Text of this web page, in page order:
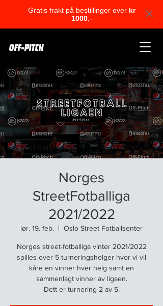
Gratis frakt på bestillinger over kr
1000,-
OFF-PITCH
Norges
StreetFotballiga
2021/2022
lør. 19. feb.
  |
Oslo Street Fotballsenter
Norges street-fotballiga vinter 2021/2022
spilles over 5 turneringshelger hvor vi vil
kåre en vinner hver helg samt en
sammenlagt vinner av ligaen.
Dett er turnering 2 av 5.